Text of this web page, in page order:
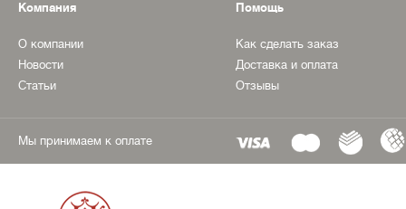
Компания
О компании
Новости
Статьи
Помощь
Как сделать заказ
Доставка и оплата
Отзывы
Мы принимаем к оплате